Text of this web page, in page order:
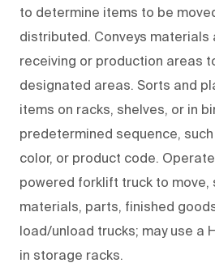
to determine items to be
distributed. Conveys materials
receiving or production areas
designated areas. Sorts and
items on racks, shelves, or in
predetermined sequence,
color, or product code.
powered forklift truck to move,
materials, parts, finished
load/unload trucks; may use a
in storage racks.